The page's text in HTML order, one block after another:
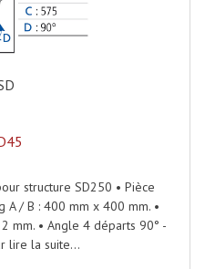
Porté
Angles 50mm
Ossature
Accessoires
290 Asd
structure SD250 • Pièce
A / B : 400 mm x 400 mm. •
mm. • Angle 4 départs 90° -
lire la suite...